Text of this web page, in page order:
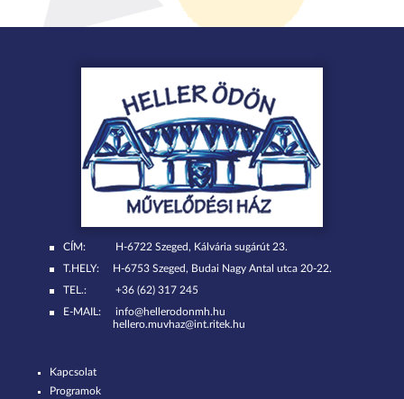
CÍM:
H-6722 Szeged, Kálvária sugárút 23.
T.HELY:
H-6753 Szeged, Budai Nagy Antal utca 20-22.
TEL.:
+36 (62) 317 245
E-MAIL:
info@hellerodonmh.hu
hellero.muvhaz@int.ritek.hu
Kapcsolat
Programok